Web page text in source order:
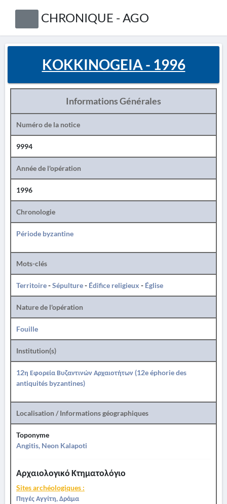
CHRONIQUE - AGO
KOKKINOGEIA - 1996
Informations Générales
Numéro de la notice
9994
Année de l'opération
1996
Chronologie
Période byzantine
Mots-clés
Territoire-Sépulture- Édifice religieux - Église
Nature de l'opération
Fouille
Institution(s)
12η Εφορεία Βυζαντινών Αρχαιοτήτων (12e éphorie des
antiquités byzantines)
Localisation / Informations géographiques
Toponyme
Angitis, Neon Kalapoti
Αρχαιολογικό Κτηματολόγιο
Sites archéologiques :
Πηγές Αγγίτη, Δράμα